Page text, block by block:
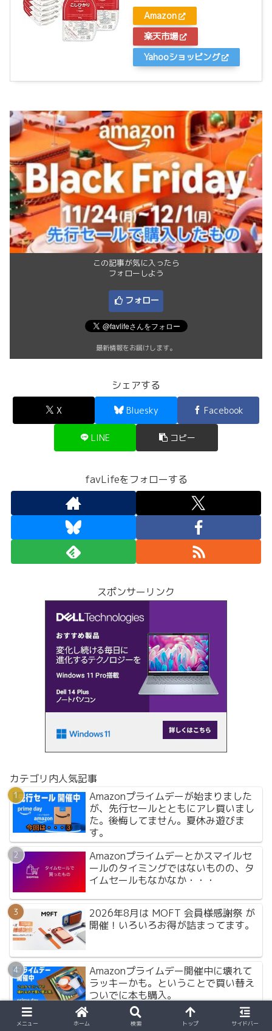
Amazon
楽天市場
Yahooショッピング
この記事が気に入ったら
フォローしよう
フォロー
最新情報をお届けします。
シェアする
X Bluesky Facebook
LINE コピー
favLifeをフォローする
スポンサーリンク
カテゴリ内人気記事
Amazonプライムデーが始まりました
が、先行セールとともにアレ買いまし
た。後悔してません。夏休み遊びま
す。
Amazonプライムデーとかスマイルセ
ールのタイミングではないものの、タ
イムセールもなかなか・・・
2026年8月は MOFT 会員様感謝祭 が
開催！いろいろお得が詰まってます。
Amazonプライムデー開催中に壊れて
ラッキーかも。ということで買い替え
ついでに本も購入。
メニュー ホーム 検索 トップ サイドバー